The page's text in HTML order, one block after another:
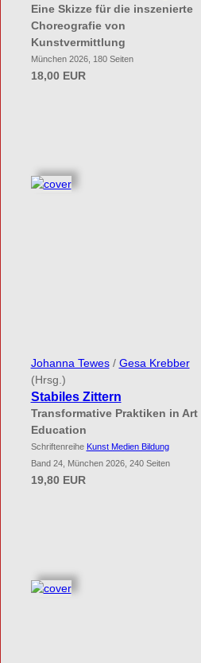
Eine Skizze für die inszenierte
Choreografie von
Kunstvermittlung
München 2026, 180 Seiten
18,00 EUR
Johanna Tewes/ Gesa Krebber
(Hrsg.)
Stabiles Zittern
Transformative Praktiken in Art
Education
Schriftenreihe Kunst Medien Bildung
Band 24, München 2026, 240 Seiten
19,80 EUR